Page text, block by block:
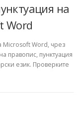
на
Word
Microsoft Word, чрез
правопис, пунктуация
език. Проверките